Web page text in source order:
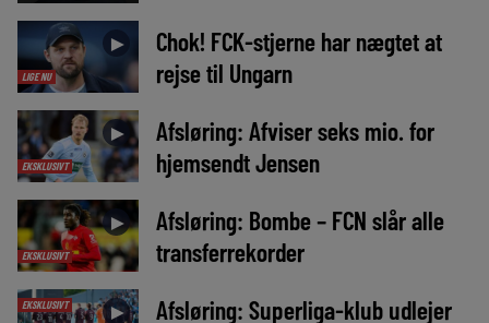
LIGE NU
►
Chok! FCK-stjerne har nægtet at
rejse til Ungarn
EKSKLUSIVT
►
Afsløring: Afviser seks mio. for
hjemsendt Jensen
EKSKLUSIVT
►
Afsløring: Bombe – FCN slår alle
transferrekorder
EKSKLUSIVT ►
Afsløring: Superliga-klub udlejer